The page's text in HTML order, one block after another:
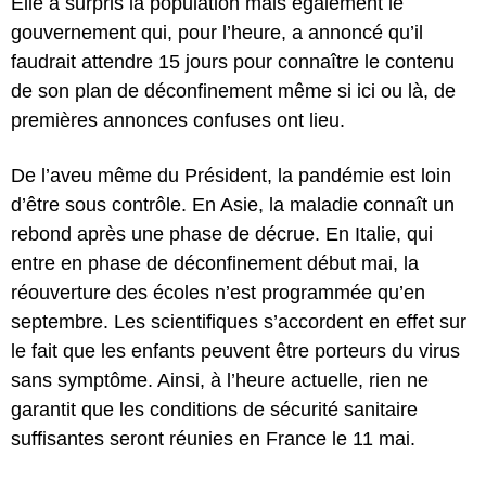
gouvernement qui, pour l’heure, a annoncé qu’il
faudrait attendre 15 jours pour connaître le contenu
de son plan de déconfinement même si ici ou là, de
premières annonces confuses ont lieu.
De l’aveu même du Président, la pandémie est loin
d’être sous contrôle. En Asie, la maladie connaît un
rebond après une phase de décrue. En Italie, qui
entre en phase de déconfinement début mai, la
réouverture des écoles n’est programmée qu’en
septembre. Les scientifiques s’accordent en effet sur
le fait que les enfants peuvent être porteurs du virus
sans symptôme. Ainsi, à l’heure actuelle, rien ne
garantit que les conditions de sécurité sanitaire
suffisantes seront réunies en France le 11 mai.